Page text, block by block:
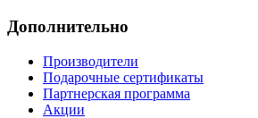
Дополнительно
Производители
Подарочные сертификаты
Партнерская программа
Акции